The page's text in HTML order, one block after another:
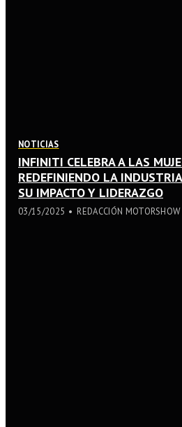
NOTICIAS
INFINITI CELEBRA A LAS
REDEFINIENDO LA
SU IMPACTO Y LIDERAZGO
03/15/2025 REDACCIÓN MOTORSHOW